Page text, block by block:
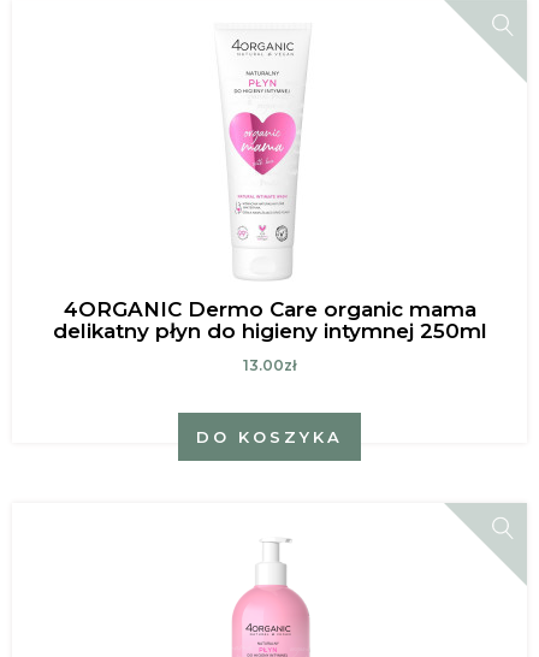
4ORGANIC Dermo Care organic mama
delikatny płyn do higieny intymnej 250ml
13.00zł
DO KOSZYKA